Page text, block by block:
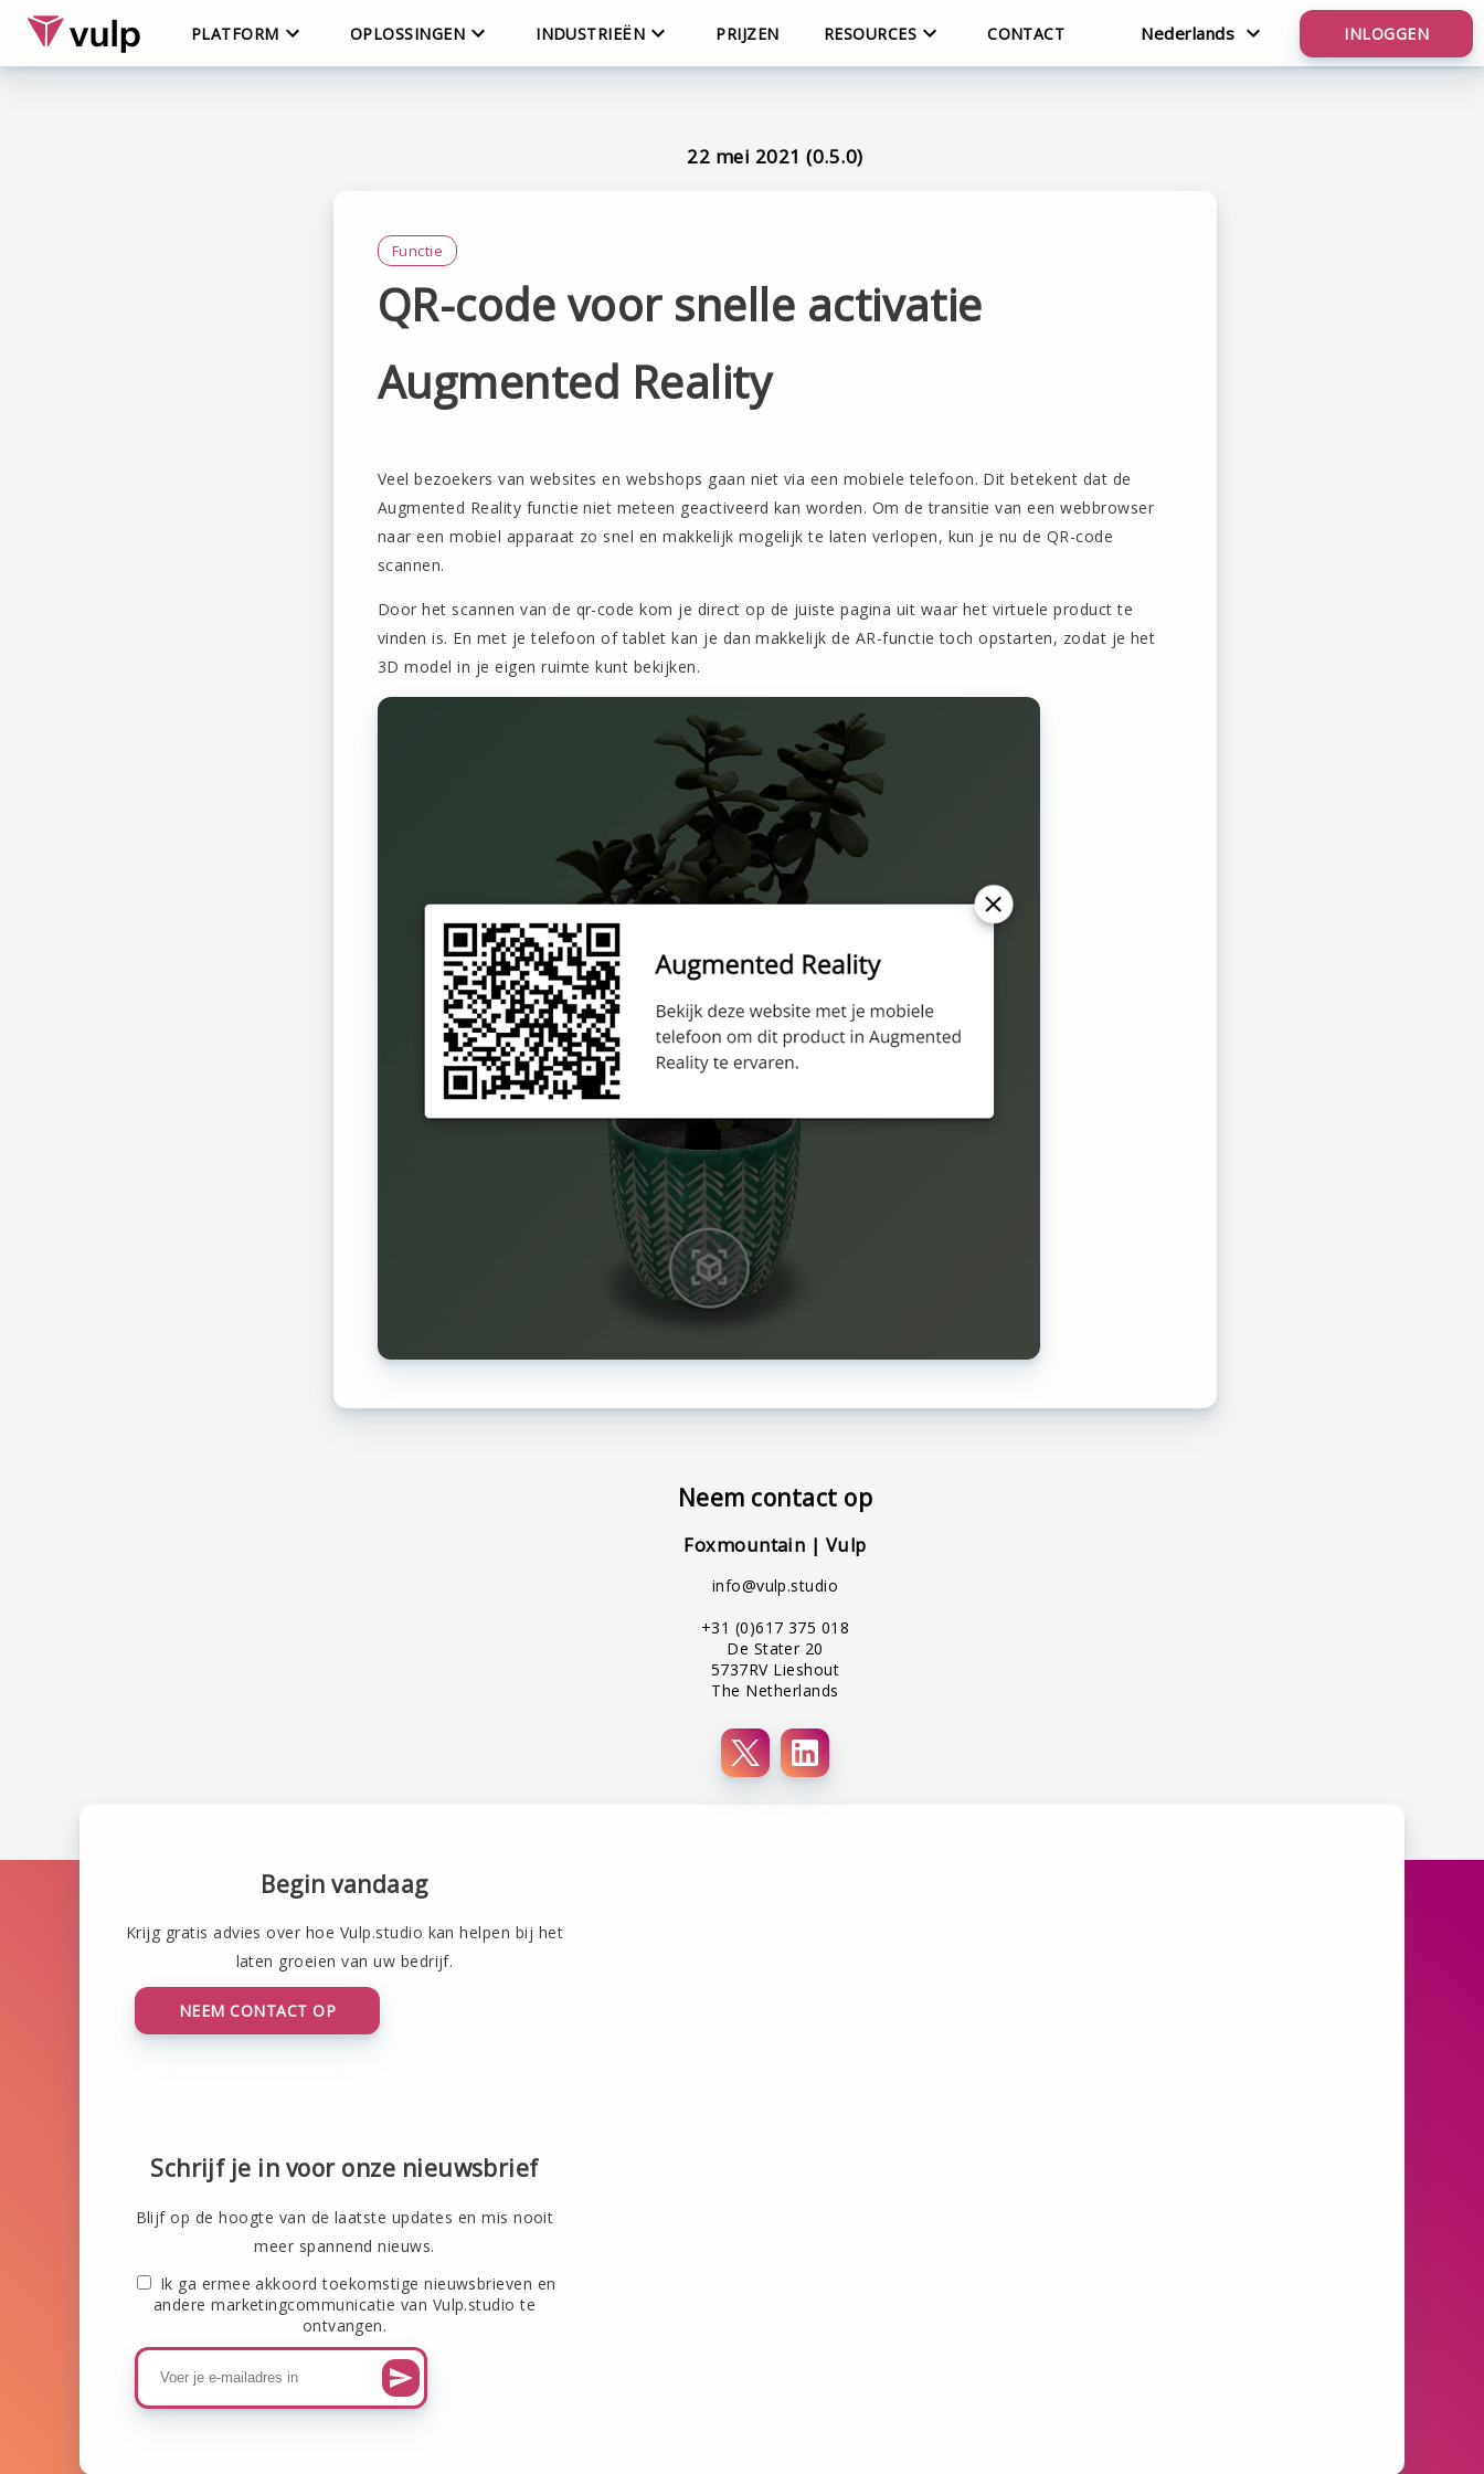
PLATFORM OPLOSSINGEN INDUSTRIEËN PRIJZEN RESOURCES CONTACT Nederlands INLOGGEN
22 mei 2021 (0.5.0)
Functie
QR-code voor snelle activatie
Augmented Reality
Veel bezoekers van websites en webshops gaan niet via een mobiele telefoon. Dit betekent dat de
Augmented Reality functie niet meteen geactiveerd kan worden. Om de transitie van een webbrowser
naar een mobiel apparaat zo snel en makkelijk mogelijk te laten verlopen, kun je nu de QR-code
scannen.
Door het scannen van de qr-code kom je direct op de juiste pagina uit waar het virtuele product te
vinden is. En met je telefoon of tablet kan je dan makkelijk de AR-functie toch opstarten, zodat je het
3D model in je eigen ruimte kunt bekijken.
Neem contact op
Foxmountain | Vulp
info@vulp.studio
+31 (0)617 375 018
De Stater 20
5737RV Lieshout
The Netherlands
Begin vandaag
Krijg gratis advies over hoe Vulp.studio kan helpen bij het
laten groeien van uw bedrijf.
NEEM CONTACT OP
Schrijf je in voor onze nieuwsbrief
Blijf op de hoogte van de laatste updates en mis nooit
meer spannend nieuws.
Ik ga ermee akkoord toekomstige nieuwsbrieven en
andere marketingcommunicatie van Vulp.studio te
ontvangen.